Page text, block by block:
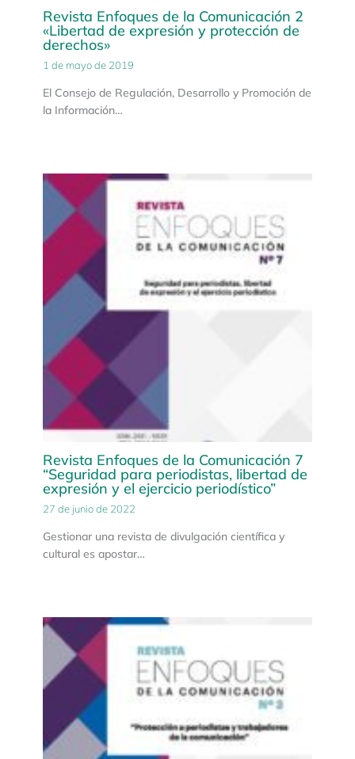
Revista Enfoques de la Comunicación 2
«Libertad de expresión y protección de
derechos»
1 de mayo de 2019
El Consejo de Regulación, Desarrollo y Promoción de
la Información…
Revista Enfoques de la Comunicación 7
“Seguridad para periodistas, libertad de
expresión y el ejercicio periodístico”
27 de junio de 2022
Gestionar una revista de divulgación científica y
cultural es apostar…